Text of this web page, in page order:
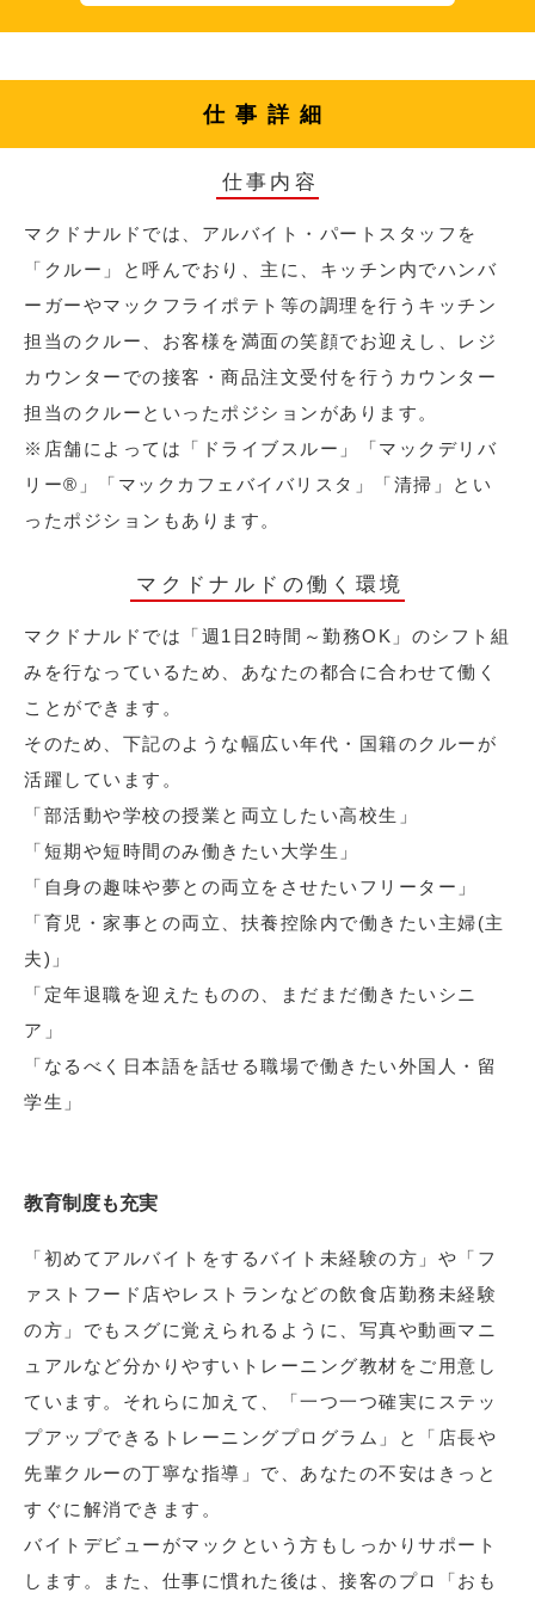
仕事詳細
仕事内容
マクドナルドでは、アルバイト・パートスタッフを
「クルー」と呼んでおり、主に、キッチン内でハンバ
ーガーやマックフライポテト等の調理を行うキッチン
担当のクルー、お客様を満面の笑顔でお迎えし、レジ
カウンターでの接客・商品注文受付を行うカウンター
担当のクルーといったポジションがあります。
※店舗によっては「ドライブスルー」「マックデリバ
リー®︎」「マックカフェバイバリスタ」「清掃」とい
ったポジションもあります。
マクドナルドの働く環境
マクドナルドでは「週1日2時間～勤務OK」のシフト組
みを行なっているため、あなたの都合に合わせて働く
ことができます。
そのため、下記のような幅広い年代・国籍のクルーが
活躍しています。
「部活動や学校の授業と両立したい高校生」
「短期や短時間のみ働きたい大学生」
「自身の趣味や夢との両立をさせたいフリーター」
「育児・家事との両立、扶養控除内で働きたい主婦(主
夫)」
「定年退職を迎えたものの、まだまだ働きたいシニ
ア」
「なるべく日本語を話せる職場で働きたい外国人・留
学生」
教育制度も充実
「初めてアルバイトをするバイト未経験の方」や「フ
ァストフード店やレストランなどの飲食店勤務未経験
の方」でもスグに覚えられるように、写真や動画マニ
ュアルなど分かりやすいトレーニング教材をご用意し
ています。それらに加えて、「一つ一つ確実にステッ
プアップできるトレーニングプログラム」と「店長や
先輩クルーの丁寧な指導」で、あなたの不安はきっと
すぐに解消できます。
バイトデビューがマックという方もしっかりサポート
します。また、仕事に慣れた後は、接客のプロ「おも